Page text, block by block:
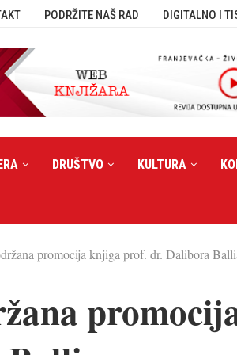
PODRŽITE NAŠ RAD DIGITALNO I
DRUŠTVO KULTURA
promocija knjiga prof. dr. Dalibora